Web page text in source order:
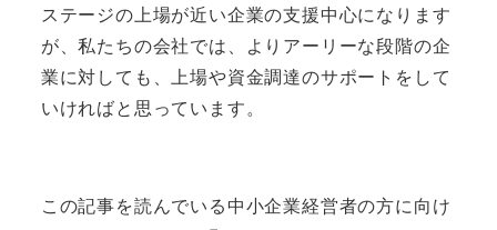
ステージの上場が近い企業の支援中心になります
が、私たちの会社では、よりアーリーな段階の企
業に対しても、上場や資金調達のサポートをして
いければと思っています。
この記事を読んでいる中小企業経営者の方に向け